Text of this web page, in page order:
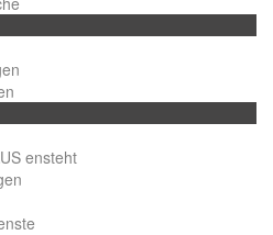
ensteht